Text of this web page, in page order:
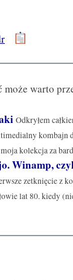
może warto
Odkryłem
kombajn
kolekcja za
Winamp,
zetknięcie z
lat 80. kiedy